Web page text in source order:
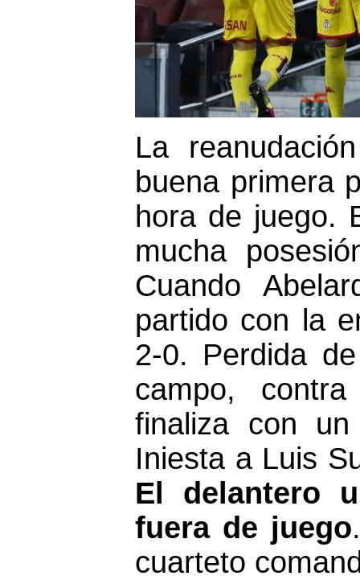
La
buena primera
hora de juego.
mucha
Cuando
partido con la
2-0. Perdida
campo,
finaliza con
Iniesta a Luis
El delantero
fuera de juego
cuarteto